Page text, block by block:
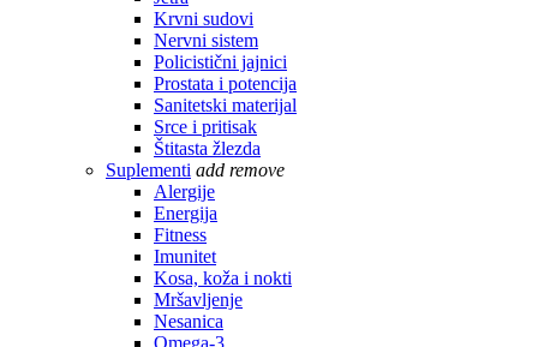
Krvni sudovi
Nervni sistem
Policistični jajnici
Prostata i potencija
Sanitetski materijal
Srce i pritisak
Štitasta žlezda
Suplementi add remove
Alergije
Energija
Fitness
Imunitet
Kosa, koža i nokti
Mršavljenje
Nesanica
Omega-3